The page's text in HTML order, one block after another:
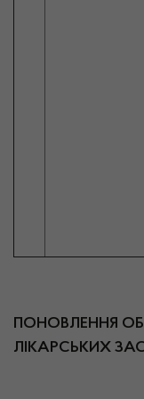
ПОНОВЛЕННЯ
ЛІКАРСЬКИХ